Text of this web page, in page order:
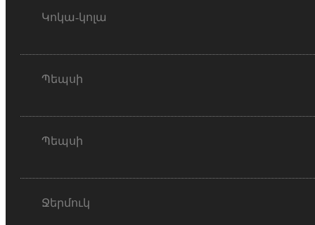
Կոկա-կոլա
Պեպսի
Պեպսի
Ջերմուկ